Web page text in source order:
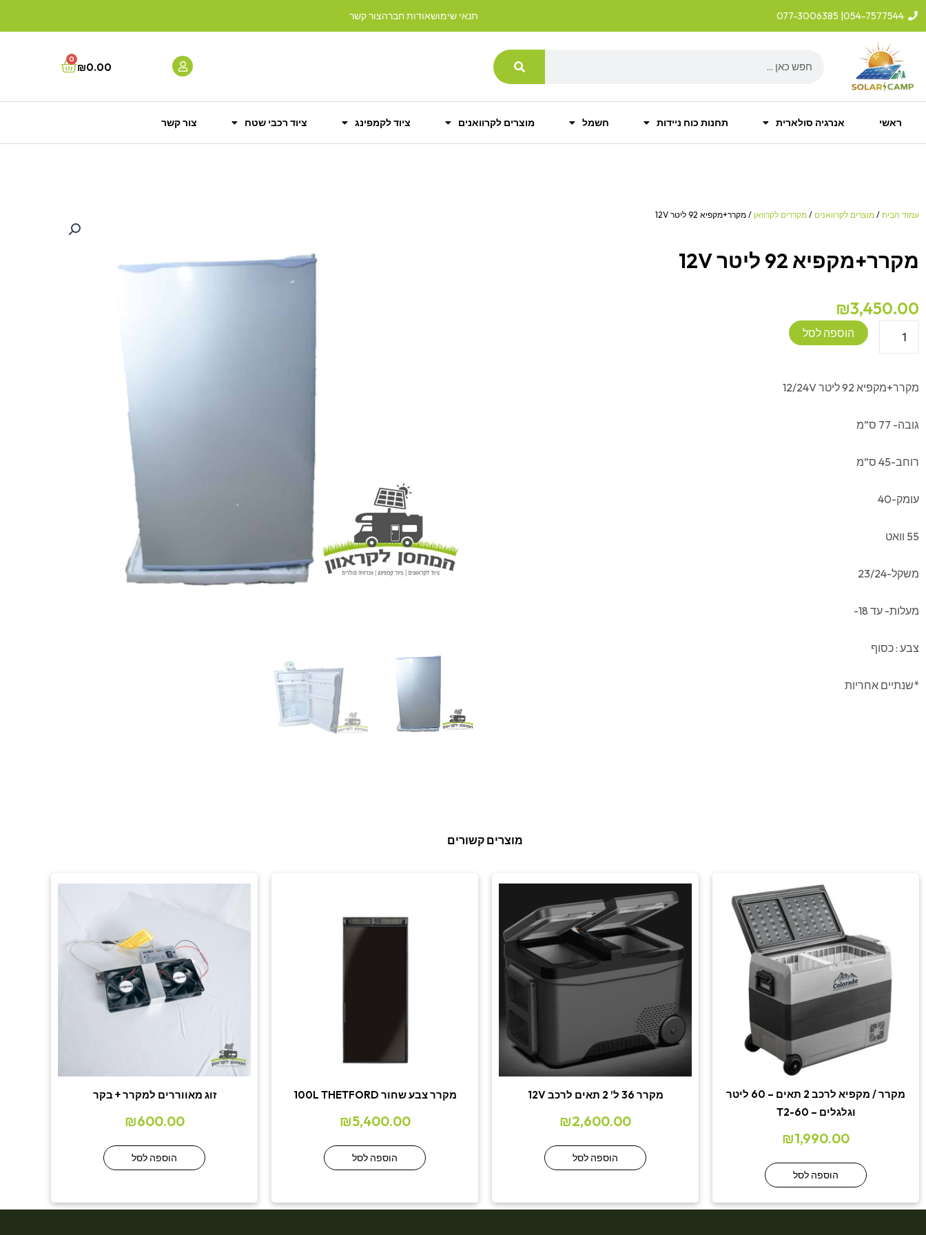
דילוג
054-7577544
| 077-3006385 תנאי שימושאודות חברהצור קשר
₪0.00
0
Cart
ראשי אנרגיה סולארית תחנות כוח ניידות חשמל מוצרים לקרוואנים ציוד לקמפינג ציוד רכבי שטח צור קשר
עמוד הבית / מוצרים לקרוואנים / מקררים לקרוואן / מקרר+מקפיא 92 ליטר 12V
מקרר+מקפיא 92 ליטר 12V
₪3,450.00
92
12V
הוספה לסל
מקרר+מקפיא 92 ליטר 12/24V
גובה- 77 ס”מ
רוחב-45 ס”מ
עומק-40
55 וואט
משקל-23/24
מעלות- עד 18-
צבע : כסוף
*שנתיים אחריות
מוצרים קשורים
מקרר / מקפיא לרכב 2 תאים – 60 ליטר
וגלגלים – T2-60
₪1,990.00
הוספה לסל
מקרר 36 ל’ 2 תאים לרכב 12V
₪2,600.00
הוספה לסל
מקרר צבע שחור 100L THETFORD
₪5,400.00
הוספה לסל
זוג מאווררים למקרר + בקר
₪600.00
הוספה לסל